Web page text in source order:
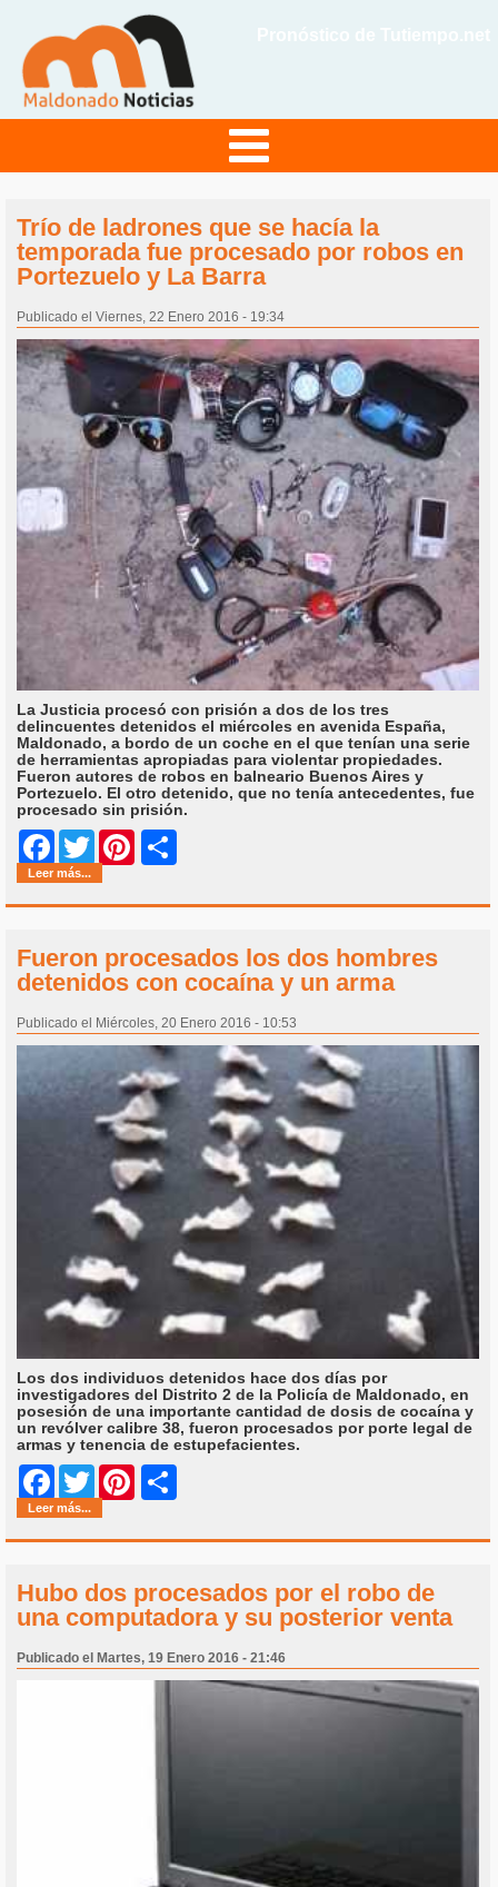
Trío de ladrones que se hacía la
temporada fue procesado por robos en
Portezuelo y La Barra
Publicado el Viernes, 22 Enero 2016 - 19:34
La Justicia procesó con prisión a dos de los tres
delincuentes detenidos el miércoles en avenida España,
Maldonado, a bordo de un coche en el que tenían una serie
de herramientas apropiadas para violentar propiedades.
Fueron autores de robos en balneario Buenos Aires y
Portezuelo. El otro detenido, que no tenía antecedentes, fue
procesado sin prisión.
Facebook
Twitter Pinterest
Leer más...
Fueron procesados los dos hombres
detenidos con cocaína y un arma
Publicado el Miércoles, 20 Enero 2016 - 10:53
Los dos individuos detenidos hace dos días por
investigadores del Distrito 2 de la Policía de Maldonado, en
posesión de una importante cantidad de dosis de cocaína y
un revólver calibre 38, fueron procesados por porte legal de
armas y tenencia de estupefacientes.
Facebook
Twitter Pinterest
Leer más...
Hubo dos procesados por el robo de
una computadora y su posterior venta
Publicado el Martes, 19 Enero 2016 - 21:46